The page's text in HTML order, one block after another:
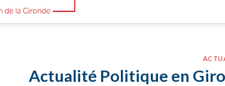
Actualité Politique en